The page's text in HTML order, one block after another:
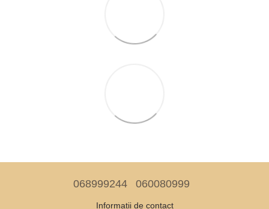
068999244 060080999
Informații de contact